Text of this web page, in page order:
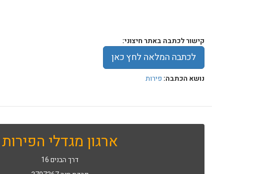
קישור לכתבה באתר חיצוני:
לכתבה המלאה לחץ כאן
נושא הכתבה: פירות
ארגון מגדלי הפירות
דרך הבנים 16